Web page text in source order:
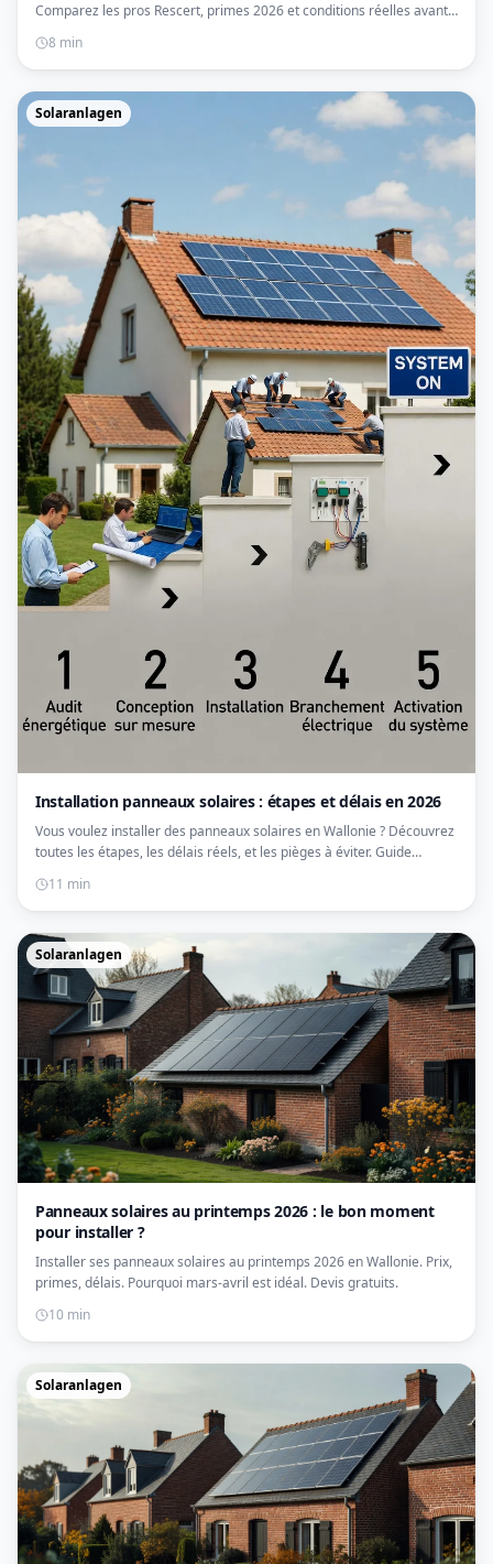
Comparez les pros Rescert, primes 2026 et conditions réelles avant
8 min
Solaranlagen
Installation panneaux solaires : étapes et délais en 2026
Vous voulez installer des panneaux solaires en Wallonie ? Découvrez
toutes les étapes, les délais réels, et les pièges à éviter. Guide
11 min
Solaranlagen
Panneaux solaires au printemps 2026 : le bon moment
pour installer ?
Installer ses panneaux solaires au printemps 2026 en Wallonie. Prix,
primes, délais. Pourquoi mars-avril est idéal. Devis gratuits.
10 min
Solaranlagen